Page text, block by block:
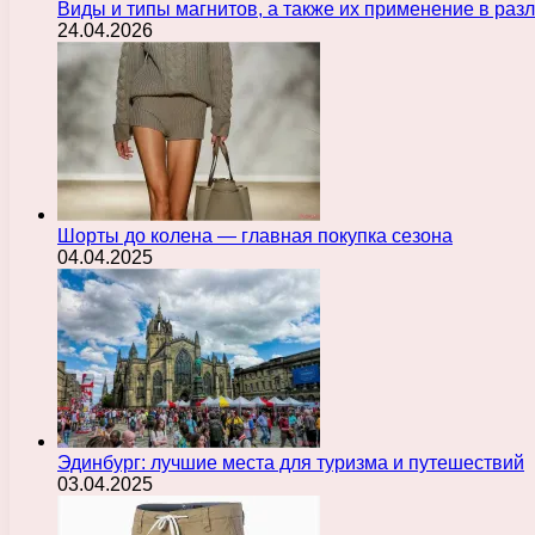
Виды и типы магнитов, а также их применение в
24.04.2026
Шорты до колена — главная покупка сезона
04.04.2025
Эдинбург: лучшие места для туризма и путешествий
03.04.2025